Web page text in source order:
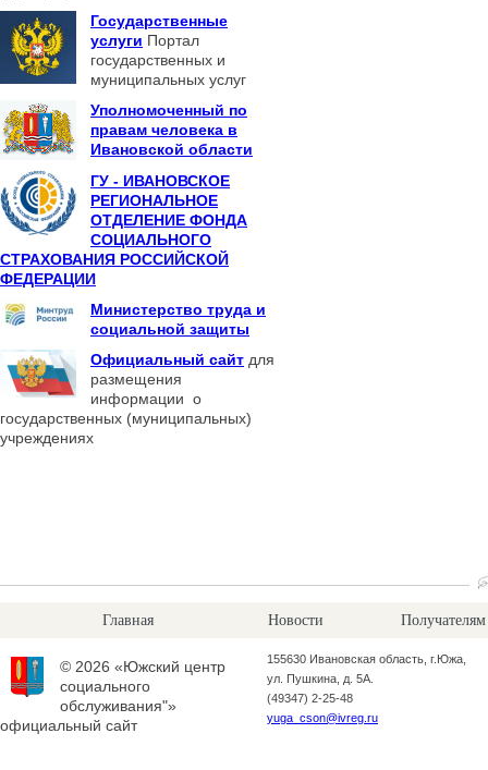
Государственные
услуги Портал
государственных и
муниципальных услуг
Уполномоченный по
правам человека в
Ивановской области
ГУ - ИВАНОВСКОЕ
РЕГИОНАЛЬНОЕ
ОТДЕЛЕНИЕ ФОНДА
СОЦИАЛЬНОГО
СТРАХОВАНИЯ РОССИЙСКОЙ
ФЕДЕРАЦИИ
Министерство труда и
социальной защиты
Официальный сайт для
размещения
информации о
государственных (муниципальных)
учреждениях
Главная Новости Получателям
© 2026 «Южский центр
социального
обслуживания"»
официальный сайт
155630 Ивановская область, г.Южа,
ул. Пушкина, д. 5А.
(49347) 2-25-48
yuga_cson@ivreg.ru